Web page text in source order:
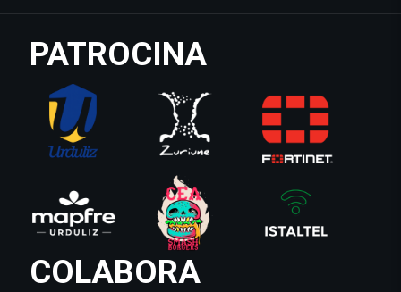
PATROCINA
COLABORA